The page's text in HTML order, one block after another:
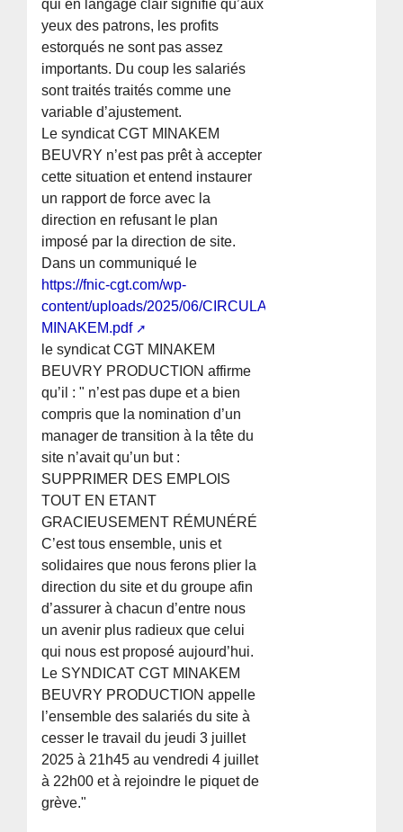
qui en langage clair signifie qu’aux
yeux des patrons, les profits
estorqués ne sont pas assez
importants. Du coup les salariés
sont traités traités comme une
variable d’ajustement.
Le syndicat CGT MINAKEM
BEUVRY n’est pas prêt à accepter
cette situation et entend instaurer
un rapport de force avec la
direction en refusant le plan
imposé par la direction de site.
Dans un communiqué le
https://fnic-cgt.com/wp-
content/uploads/2025/06/CIRCULAIRE-
MINAKEM.pdf
le syndicat CGT MINAKEM
BEUVRY PRODUCTION affirme
qu’il : " n’est pas dupe et a bien
compris que la nomination d’un
manager de transition à la tête du
site n’avait qu’un but :
SUPPRIMER DES EMPLOIS
TOUT EN ETANT
GRACIEUSEMENT RÉMUNÉRÉ
C’est tous ensemble, unis et
solidaires que nous ferons plier la
direction du site et du groupe afin
d’assurer à chacun d’entre nous
un avenir plus radieux que celui
qui nous est proposé aujourd’hui.
Le SYNDICAT CGT MINAKEM
BEUVRY PRODUCTION appelle
l’ensemble des salariés du site à
cesser le travail du jeudi 3 juillet
2025 à 21h45 au vendredi 4 juillet
à 22h00 et à rejoindre le piquet de
grève."